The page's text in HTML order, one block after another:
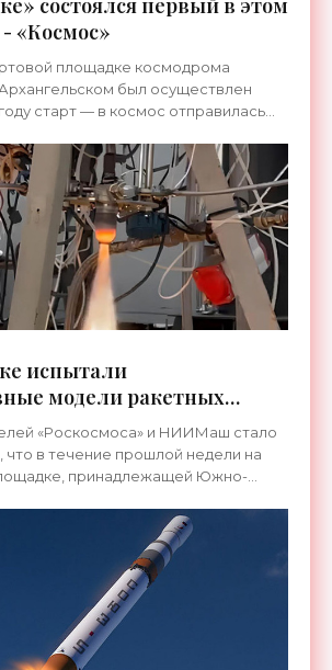
состоялся первый в этом
- «Космос»
площадке космодрома
был осуществлен
старт — в космос отправилась
испытали
модели ракетных
- «Космос»
«Роскосмоса» и НИИМаш стало
что в течение прошлой недели на
принадлежащей Южно-